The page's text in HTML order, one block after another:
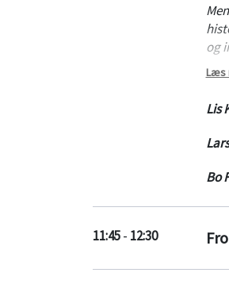
og
Læs
Lis
Bo
11:45- 12:30